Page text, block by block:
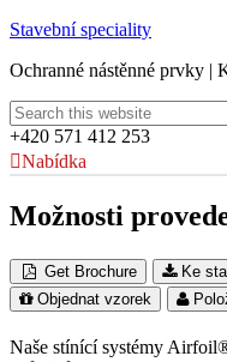
Stavební speciality
Ochranné nástěnné prvky |
+420 571 412 253
Nabídka
Možnosti
Get Brochure Ke
Objednat vzorek
Naše stínící systémy